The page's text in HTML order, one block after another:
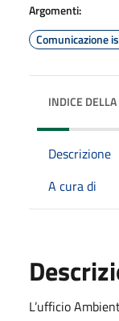
Argomenti:
Comunicazione
INDICE
Descrizione
A cura di
L’ufficio